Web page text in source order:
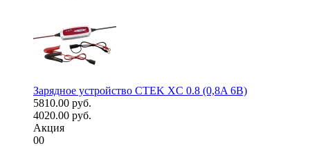
Зарядное устройство CTEK XC 0.8 (0,8A 6В)
5810.00 руб.
4020.00 руб.
Акция
00